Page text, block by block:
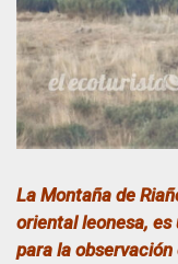
La Montaña de
oriental leonesa,
para la